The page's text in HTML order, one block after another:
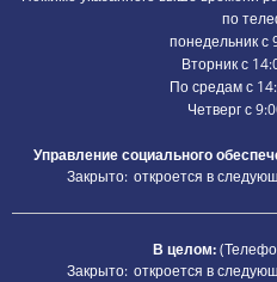
по
понедельник с
Вторник с
По средам с
Четверг с
Управление социального
Нажмите, чтобы скрыть
Закрыто: откроется в
В целом:
Нажмите, чтобы скрыть
Закрыто: откроется в